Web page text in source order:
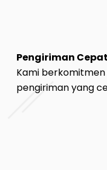
Pengiriman Cepat
Kami
pengiriman yang